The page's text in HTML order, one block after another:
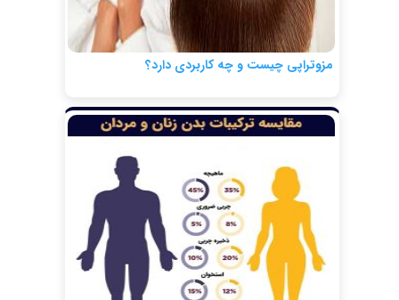
مزوتراپی چیست و چه کاربردی دارد؟